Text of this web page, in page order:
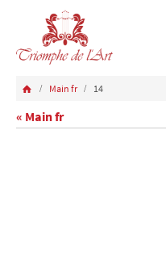
Main fr 14
« Main fr